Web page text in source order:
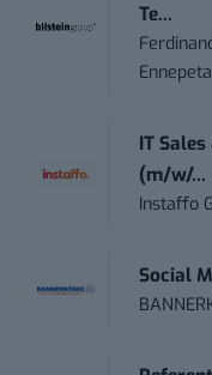
Te...
IT
(m/w/...
Instaffo
Social